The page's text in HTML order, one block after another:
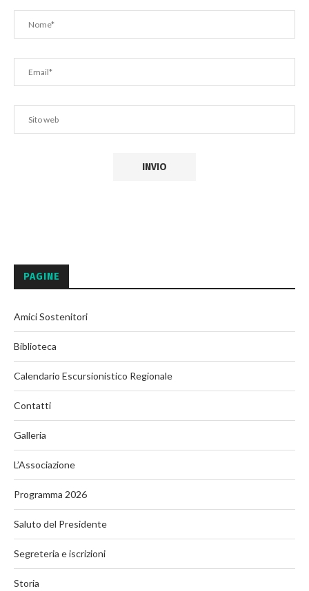
PAGINE
Amici Sostenitori
Biblioteca
Calendario Escursionistico Regionale
Contatti
Galleria
L’Associazione
Programma 2026
Saluto del Presidente
Segreteria e iscrizioni
Storia